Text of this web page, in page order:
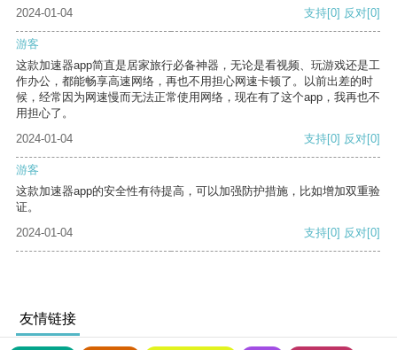
2024-01-04
支持[0] 反对[0]
游客
这款加速器app简直是居家旅行必备神器，无论是看视频、玩游戏还是工
作办公，都能畅享高速网络，再也不用担心网速卡顿了。以前出差的时
候，经常因为网速慢而无法正常使用网络，现在有了这个app，我再也不
用担心了。
2024-01-04
支持[0] 反对[0]
游客
这款加速器app的安全性有待提高，可以加强防护措施，比如增加双重验
证。
2024-01-04
支持[0] 反对[0]
友情链接